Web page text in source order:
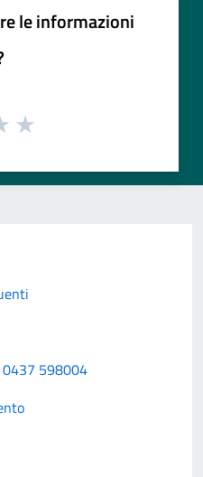
le informazioni
0437 598004